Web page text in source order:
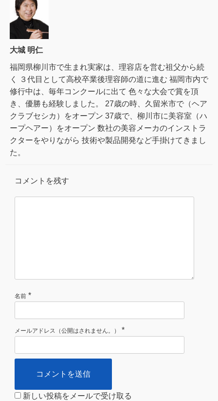
大城 明仁
福岡県柳川市で生まれ実家は、理容店を営む祖父から続
く ３代目として高校卒業後理容師の道に進む 福岡市内で
修行中は、毎年コンクールに出て 色々な大会で賞を頂
き、優勝も経験しました。 27歳の時、久留米市で（ヘア
クラブセシカ）をオープン 37歳で、柳川市に美容室（ハ
ープヘアー）をオープン 数社の美容メーカのインストラ
クターをやりながら 技術や製品開発など手掛けてきまし
た。
コメントを残す
名前 *
メールアドレス（公開はされません。） *
新しい投稿をメールで受け取る